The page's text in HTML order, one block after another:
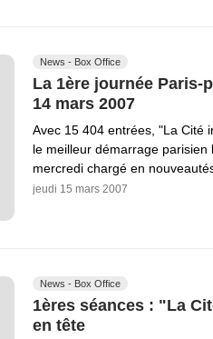
News - Box Office
La 1ère journée Paris-
14 mars 2007
Avec 15 404 entrées, "La Cité
le meilleur démarrage parisien
mercredi chargé en
jeudi 15 mars 2007
News - Box Office
1ères séances : "La
en tête